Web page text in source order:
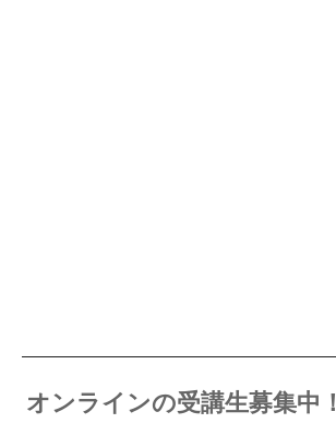
オンラインの受講生募集中！